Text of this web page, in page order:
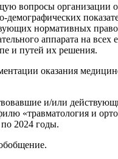
вопросы
нормативных
аппарата на всех
и путей их решения.
оказания
и/или
«травматология и
2024 годы.